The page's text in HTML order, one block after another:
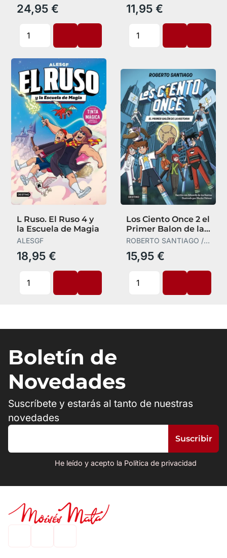
24,95 € 11,95 €
L Ruso. El Ruso 4 y
la Escuela de Magia
ALESGF
18,95 €
Los Ciento Once 2 el
Primer Balon de la
Historia
ROBERTO SANTIAGO /
EDUARDO DE LOS
SANTOS M
15,95 €
Boletín de
Novedades
Suscríbete y estarás al tanto de nuestras
novedades
He leído y acepto la Política de privacidad